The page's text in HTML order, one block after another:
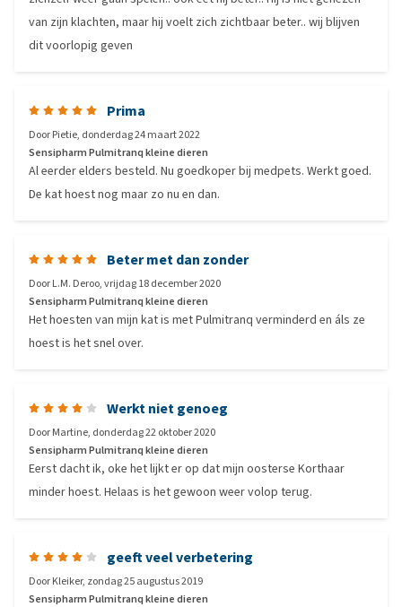
van zijn klachten, maar hij voelt zich zichtbaar beter.. wij blijven
dit voorlopig geven
Prima
DoorPietie, donderdag 24 maart 2022
Sensipharm Pulmitranq kleine dieren
Al eerder elders besteld. Nu goedkoper bij medpets. Werkt goed.
De kat hoest nog maar zo nu en dan.
Beter met dan zonder
DoorL.M. Deroo,vrijdag 18 december 2020
Sensipharm Pulmitranq kleine dieren
Het hoesten van mijn kat is met Pulmitranq verminderd en áls ze
hoest is het snel over.
Werkt niet genoeg
DoorMartine, donderdag 22 oktober 2020
Sensipharm Pulmitranq kleine dieren
Eerst dacht ik, oke het lijkt er op dat mijn oosterse Korthaar
minder hoest. Helaas is het gewoon weer volop terug.
geeft veel verbetering
DoorKleiker, zondag 25 augustus 2019
Sensipharm Pulmitranq kleine dieren